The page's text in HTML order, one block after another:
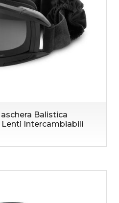
Balistica
Lenti Intercambiabili